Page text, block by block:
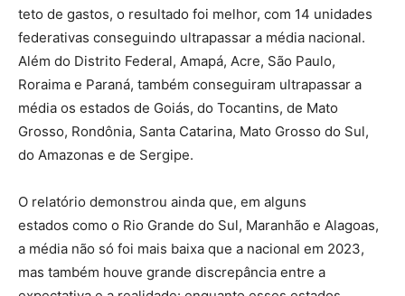
teto de gastos, o resultado foi melhor, com 14 unidades
federativas conseguindo ultrapassar a média nacional.
Além do Distrito Federal, Amapá, Acre, São Paulo,
Roraima e Paraná, também conseguiram ultrapassar a
média os estados de Goiás, do Tocantins, de Mato
Grosso, Rondônia, Santa Catarina, Mato Grosso do Sul,
do Amazonas e de Sergipe.
O relatório demonstrou ainda que, em alguns
estados como o Rio Grande do Sul, Maranhão e Alagoas,
a média não só foi mais baixa que a nacional em 2023,
mas também houve grande discrepância entre a